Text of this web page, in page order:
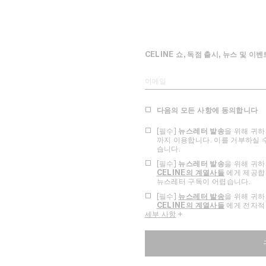
CELINE 쇼, 독점 출시, 뉴스 및 이
이메일
다음의 모든 사항에 동의합니다
[필수] 뉴스레터 발송을 위해 귀
까지 이용합니다. 이를 거부하실
습니다.
[필수] 뉴스레터 발송을 위해 귀
CELINE의 계열사들에게 제공합
뉴스레터 구독이 어렵습니다.
[필수] 뉴스레터 발송을 위해 귀
CELINE의 계열사들에게 전자적
세부 사항